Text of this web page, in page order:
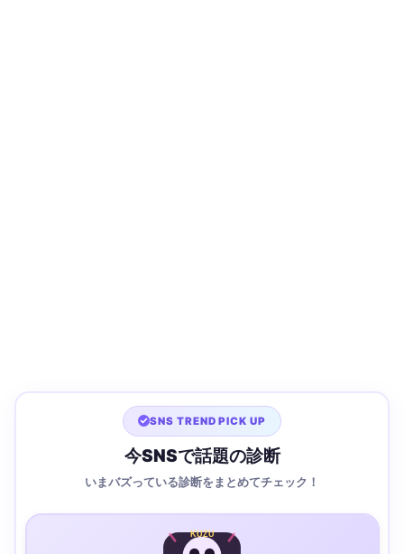
SNS TREND PICK UP
今SNSで話題の診断
いまバズっている診断をまとめてチェック！
KUZU